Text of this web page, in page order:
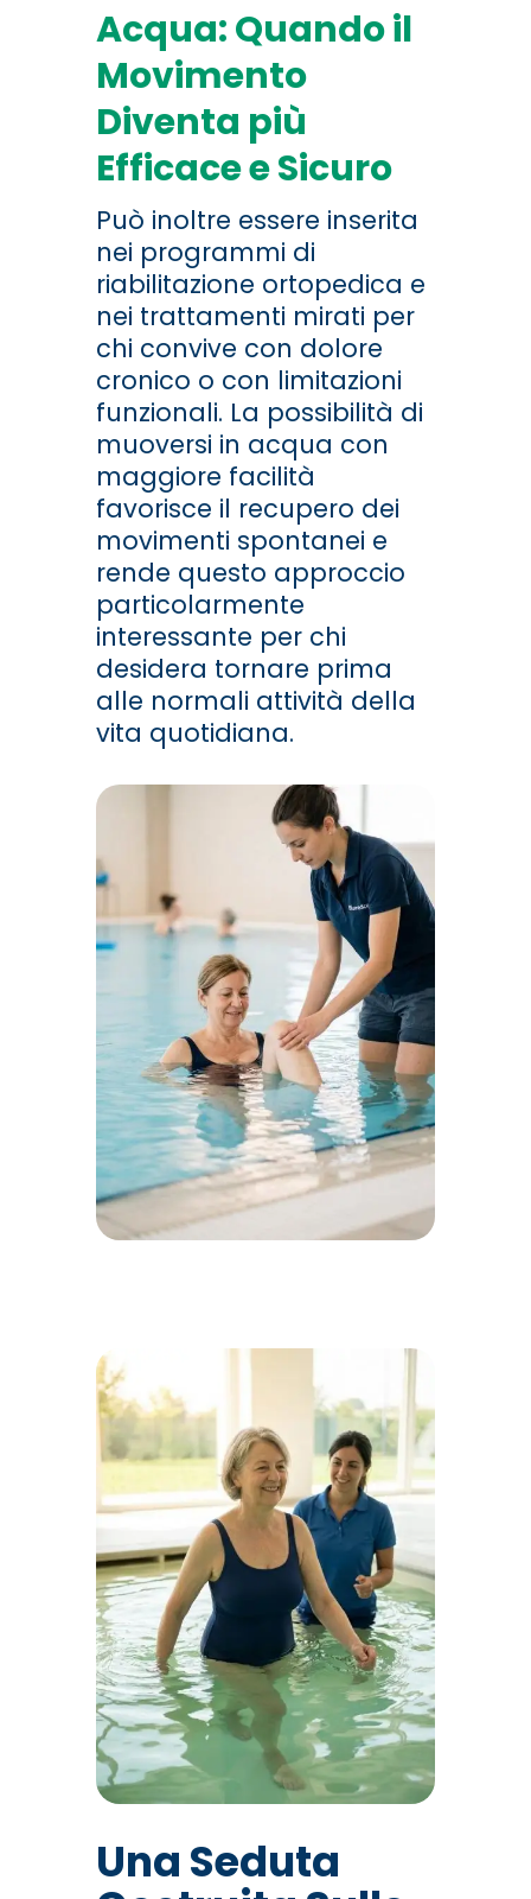
Acqua: Quando il
Movimento
Diventa più
Efficace e Sicuro
Può inoltre essere inserita
nei programmi di
riabilitazione ortopedica e
nei trattamenti mirati per
chi convive con dolore
cronico o con limitazioni
funzionali. La possibilità di
muoversi in acqua con
maggiore facilità
favorisce il recupero dei
movimenti spontanei e
rende questo approccio
particolarmente
interessante per chi
desidera tornare prima
alle normali attività della
vita quotidiana.
Una Seduta